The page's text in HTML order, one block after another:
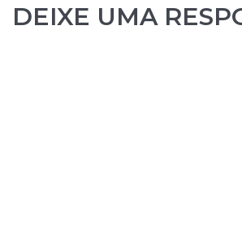
DEIXE UMA